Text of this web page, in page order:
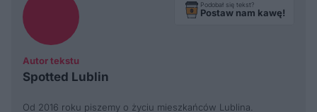
Autor tekstu
Spotted Lublin
Podobał się tekst?
Postaw nam kawę!
Od 2016 roku piszemy o życiu mieszkańców Lublina.